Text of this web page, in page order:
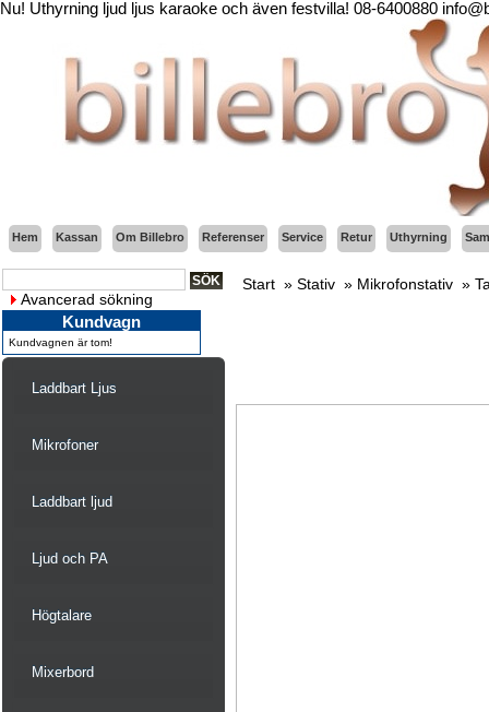
Nu! Uthyrning ljud ljus karaoke och även festvilla! 08-6400880
Hem Kassan Om Billebro Referenser Service Retur Uthyrning
Avancerad sökning
Kundvagn
Kundvagnen är tom!
Laddbart Ljus
Mikrofoner
Laddbart ljud
Ljud och PA
Högtalare
Mixerbord
Start » Stativ » Mikrofonstativ »